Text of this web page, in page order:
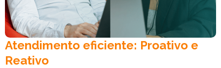
Atendimento eficiente: Proativo e
Reativo